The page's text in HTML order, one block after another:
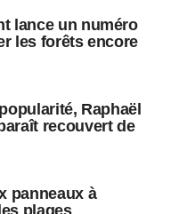
lance un numéro
les forêts encore
Raphaël
recouvert de
panneaux à
plages